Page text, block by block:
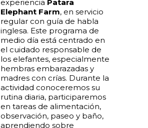
experiencia Patara
Elephant Farm, en servicio
regular con guía de habla
inglesa. Este programa de
medio día está centrado en
el cuidado responsable de
los elefantes, especialmente
hembras embarazadas y
madres con crías. Durante la
actividad conoceremos su
rutina diaria, participaremos
en tareas de alimentación,
observación, paseo y baño,
aprendiendo sobre